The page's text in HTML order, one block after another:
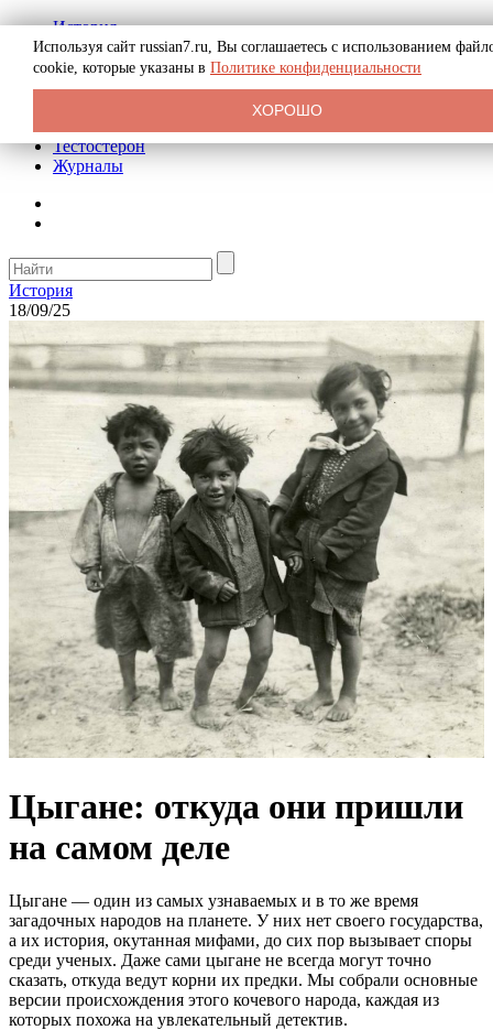
История
Биография
Криминал
Реклама на сайте
Тестостерон
Журналы
История
18/09/25
Цыгане: откуда они пришли
на самом деле
Цыгане — один из самых узнаваемых и в то же время
загадочных народов на планете. У них нет своего государства,
а их история, окутанная мифами, до сих пор вызывает споры
среди ученых. Даже сами цыгане не всегда могут точно
сказать, откуда ведут корни их предки. Мы собрали основные
версии происхождения этого кочевого народа, каждая из
которых похожа на увлекательный детектив.
Используя сайт russian7.ru, Вы соглашаетесь с использованием
cookie, которые указаны в Политике конфиденциальности
ХОРОШО